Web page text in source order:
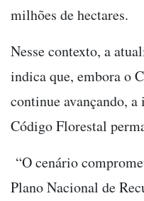
milhões de hectares.
Nesse contexto, a
indica que, embora o
continue avançando,
Código Florestal
“O cenário
Plano Nacional de